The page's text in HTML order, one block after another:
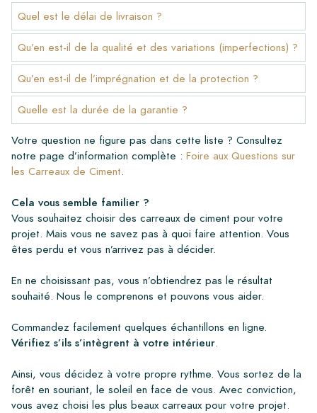
Quel est le délai de livraison ?
Qu’en est-il de la qualité et des variations (imperfections) ?
Qu’en est-il de l’imprégnation et de la protection ?
Quelle est la durée de la garantie ?
Votre question ne figure pas dans cette liste ? Consultez
notre page d’information complète : Foire aux Questions sur
les Carreaux de Ciment.
Cela vous semble familier ?
Vous souhaitez choisir des carreaux de ciment pour votre
projet. Mais vous ne savez pas à quoi faire attention. Vous
êtes perdu et vous n’arrivez pas à décider.
En ne choisissant pas, vous n’obtiendrez pas le résultat
souhaité. Nous le comprenons et pouvons vous aider.
Commandez facilement quelques échantillons en ligne.
Vérifiez s’ils s’intègrent à votre intérieur.
Ainsi, vous décidez à votre propre rythme. Vous sortez de la
forêt en souriant, le soleil en face de vous. Avec conviction,
vous avez choisi les plus beaux carreaux pour votre projet.